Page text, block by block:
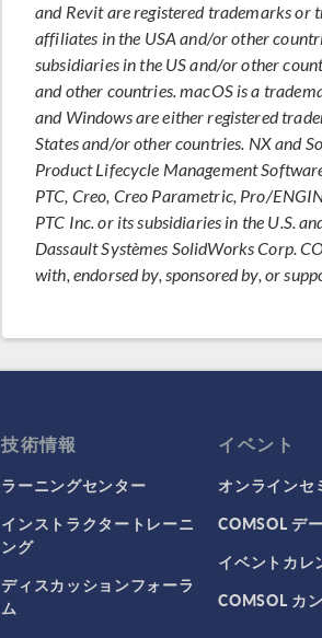
and Revit are registered trademarks or
affiliates in the USA and/or other
subsidiaries in the US and/or other
and other countries. macOS is a
and Windows are either registered
States and/or other countries. NX and
Product Lifecycle Management
PTC, Creo, Creo Parametric, Pro/
PTC Inc. or its subsidiaries in the U.S.
Dassault Systèmes SolidWorks Corp.
with, endorsed by, sponsored by, or
技術情報
ラーニングセンター
インストラクタートレーニ
ング
ディスカッションフォーラ
ム
イベント
オンラインセ
COMSOL デー
イベントカレ
COMSOL カ